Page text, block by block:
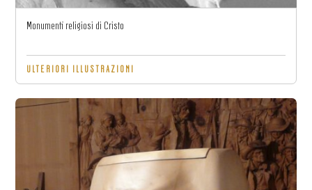
Monumenti religiosi di Cristo
ULTERIORI ILLUSTRAZIONI